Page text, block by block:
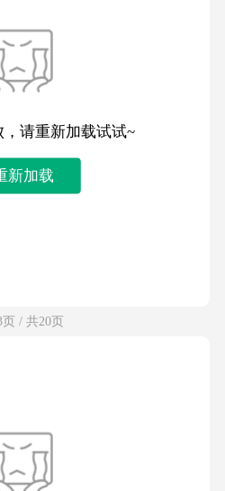
请重新加载试试~
新加载
页 / 共20页